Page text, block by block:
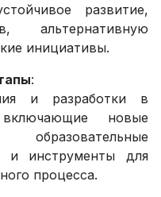
развитие,
альтернативную
инициативы.
:
и разработки в
новые
и инструменты для
процесса.